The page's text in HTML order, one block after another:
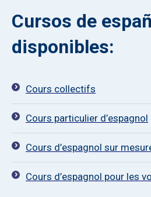
Cursos de
disponibles:
Cours collectifs
Cours particulier d’espagnol
Cours d’espagnol sur
Cours d’espagnol pour les